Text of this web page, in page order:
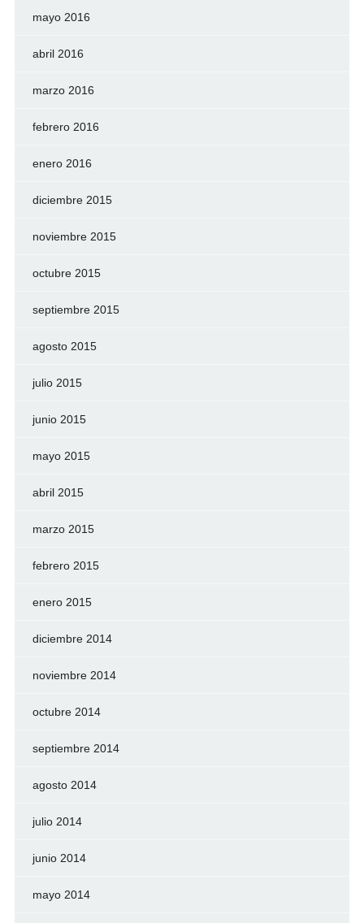
mayo 2016
abril 2016
marzo 2016
febrero 2016
enero 2016
diciembre 2015
noviembre 2015
octubre 2015
septiembre 2015
agosto 2015
julio 2015
junio 2015
mayo 2015
abril 2015
marzo 2015
febrero 2015
enero 2015
diciembre 2014
noviembre 2014
octubre 2014
septiembre 2014
agosto 2014
julio 2014
junio 2014
mayo 2014